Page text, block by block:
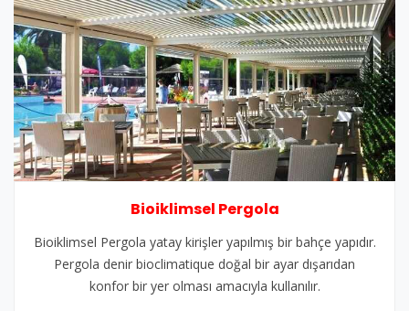
Bioiklimsel Pergola
Bioiklimsel Pergola yatay kirişler yapılmış bir bahçe yapıdır.
Pergola denir bioclimatique doğal bir ayar dışarıdan
konfor bir yer olması amacıyla kullanılır.